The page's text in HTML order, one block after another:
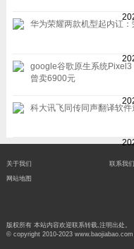
华为荣耀两款机型起内讧
google谷歌原生系统
曾卖6900元
科大讯飞同传同声翻译软
关于我们 联系我们
网站地图
版权所有 本站内容欢迎联系转载,注明出处。
© copyright 2010-2023